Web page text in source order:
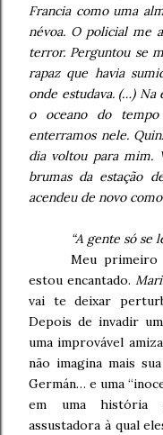
Francia como uma
névoa. O policial me
terror. Perguntou se
rapaz que havia
onde estudava. (…) Na
o oceano do
enterramos nele.
dia voltou para mim.
brumas da estação
acendeu de novo
“A gente só se
Meu primeiro
estou encantado.
vai te deixar
Depois de invadir um
uma improvável
não imagina mais
Germán… e uma
em uma história
assustadora à qual